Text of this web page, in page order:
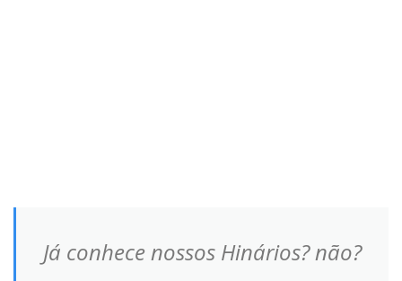
Já conhece nossos Hinários? não?